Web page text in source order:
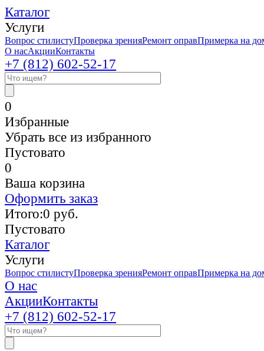
Каталог
Услуги
Вопрос стилистуПроверка зренияРемонт оправПримерка на
О насАкцииКонтакты
+7 (812) 602-52-17
0
Избранные
Убрать все из избранного
Пустовато
0
Ваша корзина
Оформить заказ
Итого:0 руб.
Пустовато
Каталог
Услуги
Вопрос стилистуПроверка зренияРемонт оправПримерка на
О нас
АкцииКонтакты
+7 (812) 602-52-17